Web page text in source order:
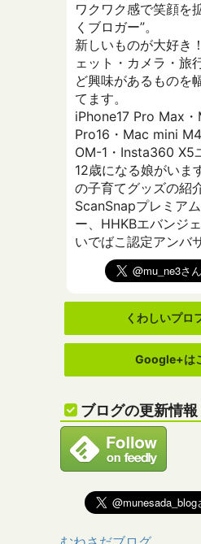
ワクワク感で笑顔を
くブロガー”。
新しいものが大好き
ェット・カメラ・旅
ど興味があるものを
てます。
iPhone17 Pro Max
Pro16・Mac mini
OM-1・Insta360 X5
12歳になる娘がいま
の子育てグッズの紹
ScanSnapプレミア
ー、HHKBエバンジ
いでばこ認定アンバ
くわしいプロ
Google+は
ブログの更新情報